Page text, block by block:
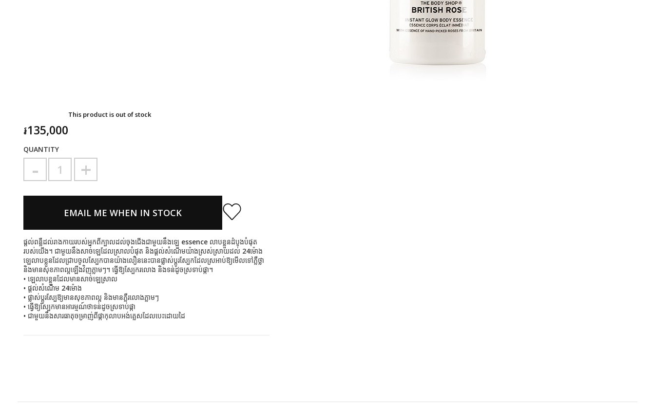
៛135,000
QUANTITY
+
-
This product is out of stock
EMAIL ME WHEN IN STOCK
ផ្ដល់ពន្លឺដល់រាងកាយរបស់អ្នកពីក្បាលដល់ចុងជើងជាមួយនឹងឡេ essence លាបខ្លួនដំបូងបំផុត
របស់យើង។ ជាមួយនឹងសាច់ឡេដែលស្រាលបំផុត និងផ្ដល់សំណើមយ៉ាងស្រស់ស្រាយដល់ 24ម៉ោង
ឡេលាបខ្លួនដែលជ្រាបចូលស្បែកបានយ៉ាងលឿននេះបានផ្លាស់ប្ដូរស្បែកដែលស្រអាប់ឱ្យមើលទៅភ្លឺថ្លា
និងមានសុខភាពល្អឡើងវិញភ្លាមៗ។ ធ្វើឱ្យស្បែករលោង និងទន់ដូចស្រទាប់ផ្កា។
• ឡេលាបខ្លួនដែលមានសាច់ឡេស្រាល
• ផ្ដល់សំណើម 24ម៉ោង
• ផ្លាស់ប្ដូរស្បែឱ្យមានសុខភាពល្អ និងមានភ្លឺរលោងភ្លាមៗ
• ធ្វើឱ្យស្បែកមានអារម្មណ៍ថាទន់ដូចស្រទាប់ផ្កា
• ជាមួយនឹងសារធាតុចម្រាញ់ពីផ្កាកុលាបអង់គ្លេសដែលបេះដោយដៃ